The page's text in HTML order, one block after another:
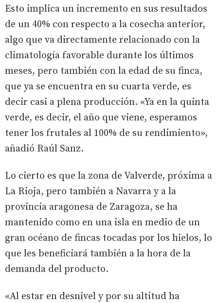
Esto implica un incremento en sus resultados
de un 40% con respecto a la cosecha anterior,
algo que va directamente relacionado con la
climatología favorable durante los últimos
meses, pero también con la edad de su finca,
que ya se encuentra en su cuarta verde, es
decir casi a plena producción. «Ya en la quinta
verde, es decir, el año que viene, esperamos
tener los frutales al 100% de su rendimiento»,
añadió Raúl Sanz.
Lo cierto es que la zona de Valverde, próxima a
La Rioja, pero también a Navarra y a la
provincia aragonesa de Zaragoza, se ha
mantenido como en una isla en medio de un
gran océano de fincas tocadas por los hielos, lo
que les beneficiará también a la hora de la
demanda del producto.
«Al estar en desnivel y por su altitud ha